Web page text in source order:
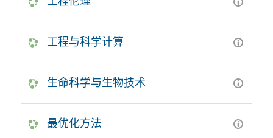
工程与科学计算
生命科学与生物技术
最优化方法